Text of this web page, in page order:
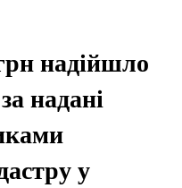
надійшло
надані
у